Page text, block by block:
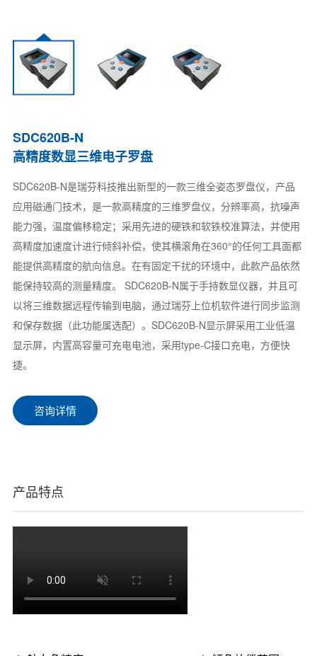
SDC620B-N
高精度数显三维电子罗盘
SDC620B-N是瑞芬科技推出新型的一款三维全姿态罗盘仪，产品
应用磁通门技术，是一款高精度的三维罗盘仪，分辨率高，抗噪声
能力强，温度偏移稳定；采用先进的硬铁和软铁校准算法，并使用
高精度加速度计进行倾斜补偿，使其横滚角在360°的任何工具面都
能提供高精度的航向信息。在有固定干扰的环境中，此款产品依然
能保持较高的测量精度。 SDC620B-N属于手持数显仪器，并且可
以将三维数据远程传输到电脑，通过瑞芬上位机软件进行同步监测
和保存数据（此功能属选配）。SDC620B-N显示屏采用工业低温
显示屏，内置高容量可充电电池，采用type-C接口充电，方便快
捷。
咨询详情
产品特点